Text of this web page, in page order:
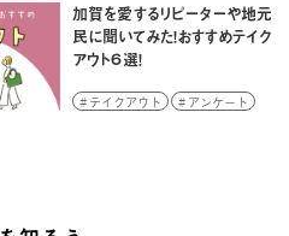
加賀を愛するリピーターや地元
民に聞いてみた！おすすめテイク
アウト６選！
テイクアウト
アンケート